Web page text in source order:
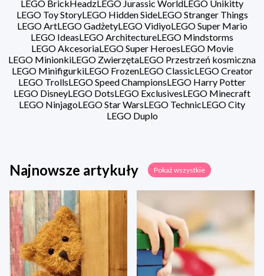
LEGO BrickHeadzLEGO Jurassic WorldLEGO Unikitty
LEGO Toy StoryLEGO Hidden SideLEGO Stranger Things
LEGO ArtLEGO GadżetyLEGO VidiyoLEGO Super Mario
LEGO IdeasLEGO ArchitectureLEGO Mindstorms
LEGO AkcesoriaLEGO Super HeroesLEGO Movie
LEGO MinionkiLEGO ZwierzętaLEGO Przestrzeń kosmiczna
LEGO MinifigurkiLEGO FrozenLEGO ClassicLEGO Creator
LEGO TrollsLEGO Speed ChampionsLEGO Harry Potter
LEGO DisneyLEGO DotsLEGO ExclusivesLEGO Minecraft
LEGO NinjagoLEGO Star WarsLEGO TechnicLEGO City
LEGO Duplo
Najnowsze artykuły Pokaż wszystkie